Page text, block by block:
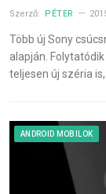
Szerző: PÉTER
Több új Sony
alapján.
teljesen új széria
ANDROID MOBILOK